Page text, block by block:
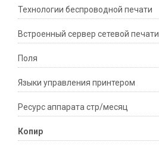
Технологии беспроводной печати
Встроенный сервер сетевой печати
Поля
Языки управления принтером
Ресурс аппарата стр/месяц
Копир